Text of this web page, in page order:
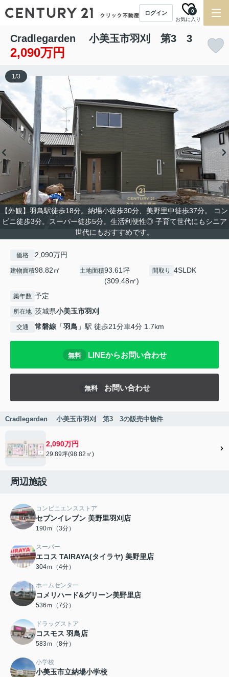
ログイン
お気に入り
0
Cradlegarden 小美玉市羽刈 第3 3
2,090万円
【外観】羽鳥駅徒歩18分。納場小徒歩30分、美野里中徒歩37分。 コン
ビニ徒歩3分。スーパー徒歩5分。生活利便性◎ 子育て世代にもシニア
世代にもおすすめです。
1/3
価格 2,090万円
建物面積98.82㎡ 土地面積93.61坪
(309.48㎡)
間取り 4SLDK
築年数 予定
所在地 茨城県小美玉市羽刈
交通 常磐線 「羽鳥 」駅 徒歩21分車4分 1.7km
無料 LINEからお問い合わせ
無料 お問い合わせ
Cradlegarden 小美玉市羽刈 第3 3の販売中物件
2,090万円
29.89坪(98.82㎡)
周辺施設
コンビニエンスストア
セブンイレブン 美野里羽刈店
190ｍ（3分）
スーパー
エコス TAIRAYA(タイラヤ) 美野里店
304ｍ（4分）
ホームセンター
コメリハード&グリーン美野里店
536ｍ（7分）
ドラッグストア
コスモス 羽鳥店
583ｍ（8分）
小学校
小美玉市立納場小学校